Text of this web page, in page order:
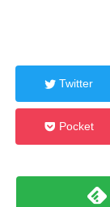
Twitter
Pocket